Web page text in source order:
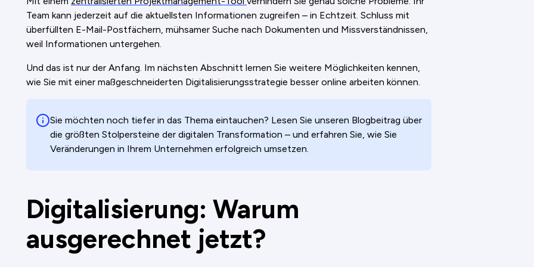
Team kann jederzeit auf die aktuellsten Informationen zugreifen – in Echtzeit. Schluss mit
überfüllten E-Mail-Postfächern, mühsamer Suche nach Dokumenten und Missverständnissen,
weil Informationen untergehen.
Und das ist nur der Anfang. Im nächsten Abschnitt lernen Sie weitere Möglichkeiten kennen,
wie Sie mit einer maßgeschneiderten Digitalisierungsstrategie besser online arbeiten können.
Sie möchten noch tiefer in das Thema eintauchen? Lesen Sie unseren Blogbeitrag über
die größten Stolpersteine der digitalen Transformation – und erfahren Sie, wie Sie
Veränderungen in Ihrem Unternehmen erfolgreich umsetzen.
Digitalisierung: Warum
ausgerechnet jetzt?